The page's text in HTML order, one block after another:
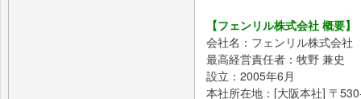
【フェンリル株式会社 概要】
会社名：フェンリル株式会社
最高経営責任者：牧野 兼史
設立：2005年6月
本社所在地：[大阪本社] 〒